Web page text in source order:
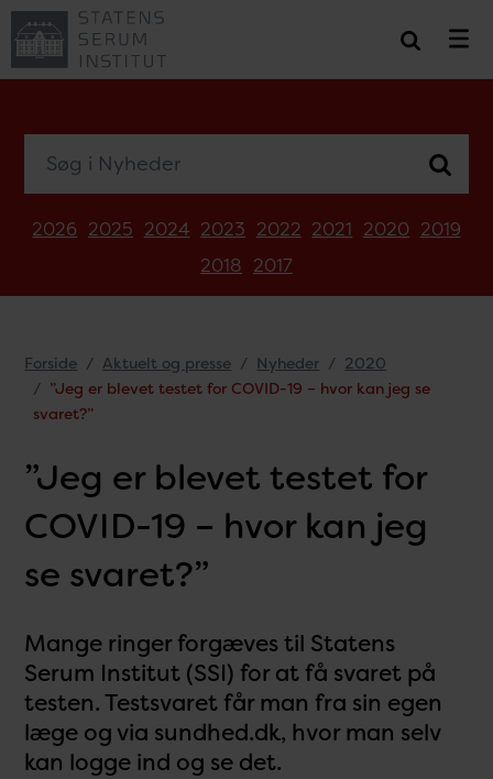
2026 2025 2024 2023 2022 2021 2020 2019
2018 2017
Forside Aktuelt og presse Nyheder
2020
”Jeg er blevet testet for COVID-19 – hvor kan jeg se
svaret?”
”Jeg er blevet testet for
COVID-19 – hvor kan jeg
se svaret?”
Mange ringer forgæves til Statens
Serum Institut (SSI) for at få svaret på
testen. Testsvaret får man fra sin egen
læge og via sundhed.dk, hvor man selv
kan logge ind og se det.